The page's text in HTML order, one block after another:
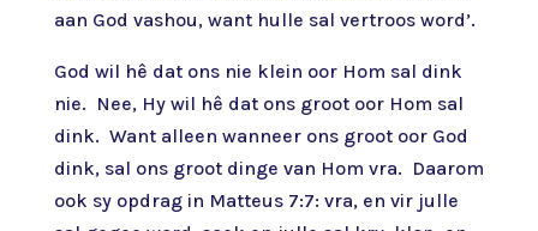
aan God vashou, want hulle sal vertroos word’.
God wil hê dat ons nie klein oor Hom sal dink
nie. Nee, Hy wil hê dat ons groot oor Hom sal
dink. Want alleen wanneer ons groot oor God
dink, sal ons groot dinge van Hom vra. Daarom
ook sy opdrag in Matteus 7:7: vra, en vir julle